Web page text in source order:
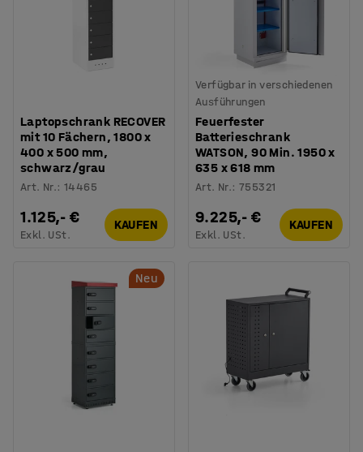
Laptopschrank RECOVER
mit 10 Fächern, 1800 x
400 x 500 mm,
schwarz/grau
Art. Nr.:14465
1.125,- €
Exkl. USt.
KAUFEN
Verfügbar in verschiedenen
Ausführungen
Feuerfester
Batterieschrank
WATSON, 90 Min. 1950 x
635 x 618 mm
Art. Nr.:755321
9.225,- €
Exkl. USt.
KAUFEN
Neu